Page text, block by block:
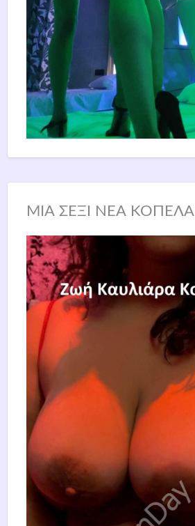
ΜΙΑ ΣΕΞΙ ΝΕΑ ΚΟΠΕΛΑ